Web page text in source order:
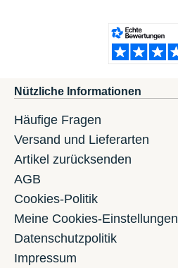
Nützliche Informationen
Häufige Fragen
Versand und Lieferarten
Artikel zurücksenden
AGB
Cookies-Politik
Meine Cookies-Einstellungen
Datenschutzpolitik
Impressum